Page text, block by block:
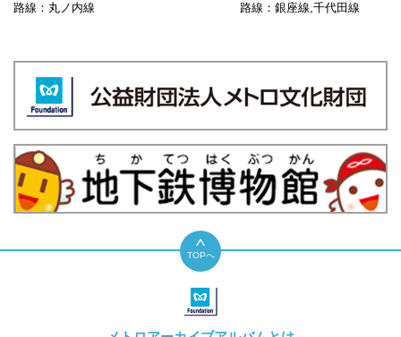
路線：丸ノ内線
路線：銀座線,千代田線
TOPへ